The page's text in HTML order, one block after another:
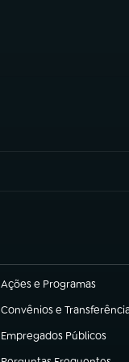
Ações e Programas
(abre em nova aba)
Convênios e
(abre em nova aba)
Empregados Públicos
(abre em nova aba)